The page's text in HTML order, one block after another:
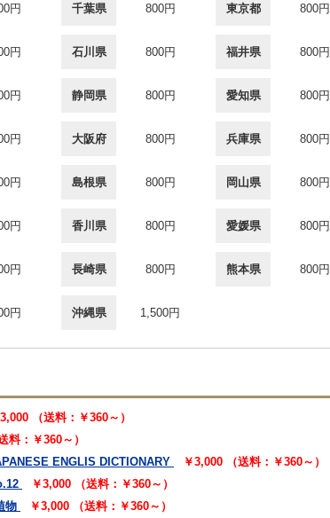
円 千葉県 800円 東京都 800円
円 石川県 800円 福井県 800円
円 静岡県 800円 愛知県 800円
円 大阪府 800円 兵庫県 800円
円 島根県 800円 岡山県 800円
円 香川県 800円 愛媛県 800円
円 長崎県 800円 熊本県 800円
円 沖縄県 1,500円
（送料：￥360～）
料：￥360～）
ENGLIS DICTIONARY
￥3,000 （送料：￥360～）
￥3,000 （送料：￥360～）
物
￥3,000 （送料：￥360～）